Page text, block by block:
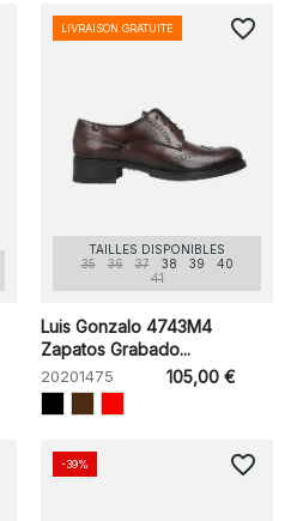
TAILLES DISPONIBLES
35
36 37 38 39
40
41
Luis Gonzalo 4743M4
Zapatos Grabado...
20201475 105,00 €
LIVRAISON GRATUITE favorite_border
-39% favorite_border